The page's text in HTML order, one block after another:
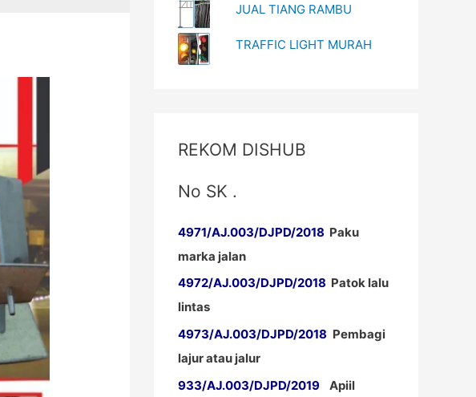
JUAL TIANG RAMBU
TRAFFIC LIGHT MURAH
REKOM DISHUB
No SK .
4971/AJ.003/DJPD/2018 Paku
marka jalan
4972/AJ.003/DJPD/2018 Patok lalu
lintas
4973/AJ.003/DJPD/2018 Pembagi
lajur atau jalur
933/AJ.003/DJPD/2019 Apiil